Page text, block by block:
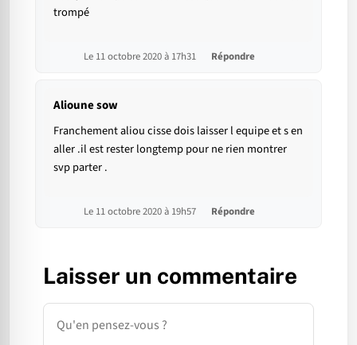
trompé
Le 11 octobre 2020 à 17h31 Répondre
Alioune sow
Franchement aliou cisse dois laisser l equipe et s en
aller .il est rester longtemp pour ne rien montrer
svp parter .
Le 11 octobre 2020 à 19h57 Répondre
Laisser un commentaire
Commentaire